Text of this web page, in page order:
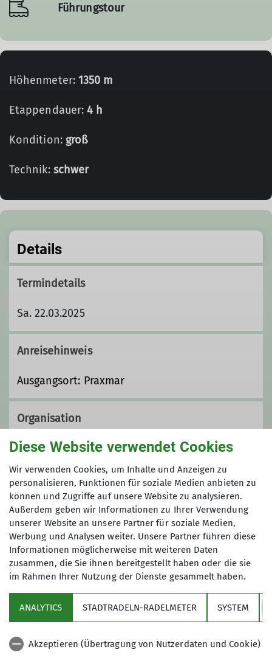
Führungstour
Höhenmeter: 1350 m
Etappendauer:4 h
Kondition: groß
Technik: schwer
Details
Termindetails
Sa. 22.03.2025
Anreisehinweis
Ausgangsort: Praxmar
Organisation
Christoph Mathä
08106 23159
sommertouren@alpenverein-
zorneding.de
Qualifikationen
Trainer*in C Skibergsteigen
Partner
Aktuelles
Diese Website verwendet Cookies
Wir verwenden Cookies, um Inhalte und Anzeigen zu
personalisieren, Funktionen für soziale Medien anbieten zu
können und Zugriffe auf unsere Website zu analysieren.
Außerdem geben wir Informationen zu Ihrer Verwendung
unserer Website an unsere Partner für soziale Medien,
Werbung und Analysen weiter. Unsere Partner führen diese
Informationen möglicherweise mit weiteren Daten
zusammen, die Sie ihnen bereitgestellt haben oder die sie
im Rahmen Ihrer Nutzung der Dienste gesammelt haben.
ANALYTICS STADTRADELN-RADELMETER SYSTEM
Akzeptieren (Übertragung von Nutzerdaten und Cookie)